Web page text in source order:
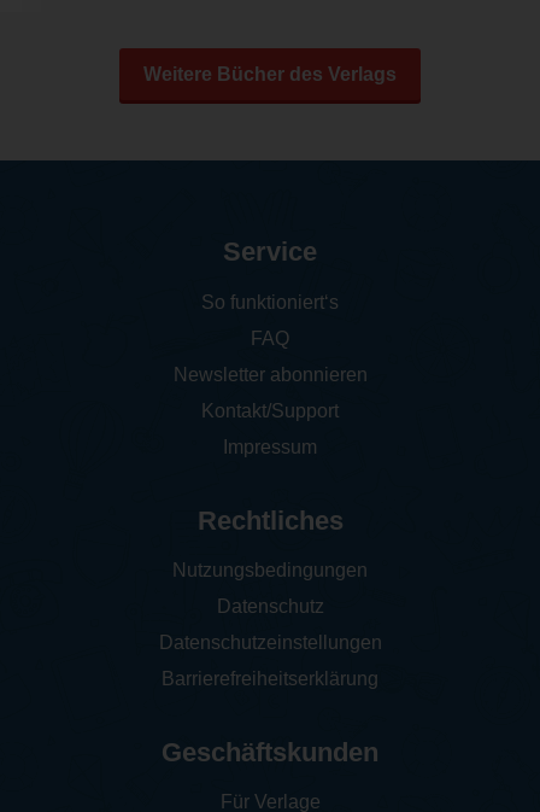
Weitere Bücher des Verlags
Service
So funktioniert‘s
FAQ
Newsletter abonnieren
Kontakt/Support
Impressum
Rechtliches
Nutzungsbedingungen
Datenschutz
Datenschutzeinstellungen
Barrierefreiheitserklärung
Geschäftskunden
Für Verlage